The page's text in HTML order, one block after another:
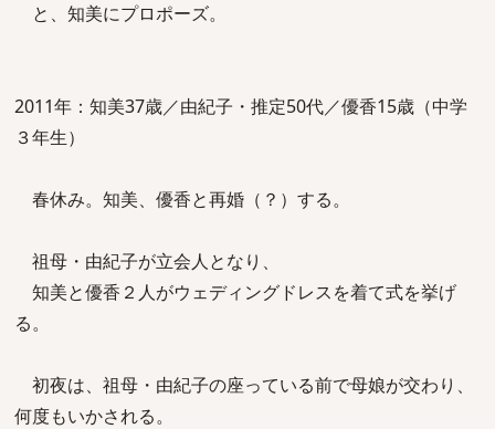
と、知美にプロポーズ。
2011年：知美37歳／由紀子・推定50代／優香15歳（中学
３年生）
春休み。知美、優香と再婚（？）する。
祖母・由紀子が立会人となり、
知美と優香２人がウェディングドレスを着て式を挙げ
る。
初夜は、祖母・由紀子の座っている前で母娘が交わり、
何度もいかされる。